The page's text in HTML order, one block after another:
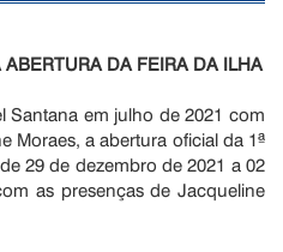
DA FEIRA DA ILHA
Santana em julho de 2021 com
Moraes, a abertura oficial da 1ª
29 de dezembro de 2021 a 02
as presenças de Jacqueline